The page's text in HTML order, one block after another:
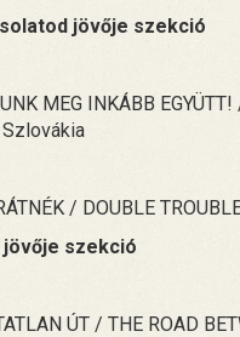
jövője szekció
MEG INKÁBB
/ DOUBLE
jövője szekció
ÚT / THE ROAD